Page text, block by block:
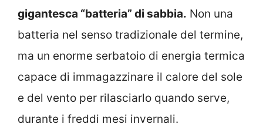
gigantesca “batteria” di sabbia. Non una
batteria nel senso tradizionale del termine,
ma un enorme serbatoio di energia termica
capace di immagazzinare il calore del sole
e del vento per rilasciarlo quando serve,
durante i freddi mesi invernali.